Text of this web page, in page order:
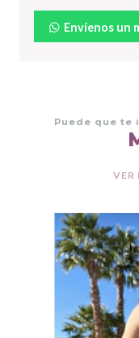
Envíenos un
Puede que te
VER